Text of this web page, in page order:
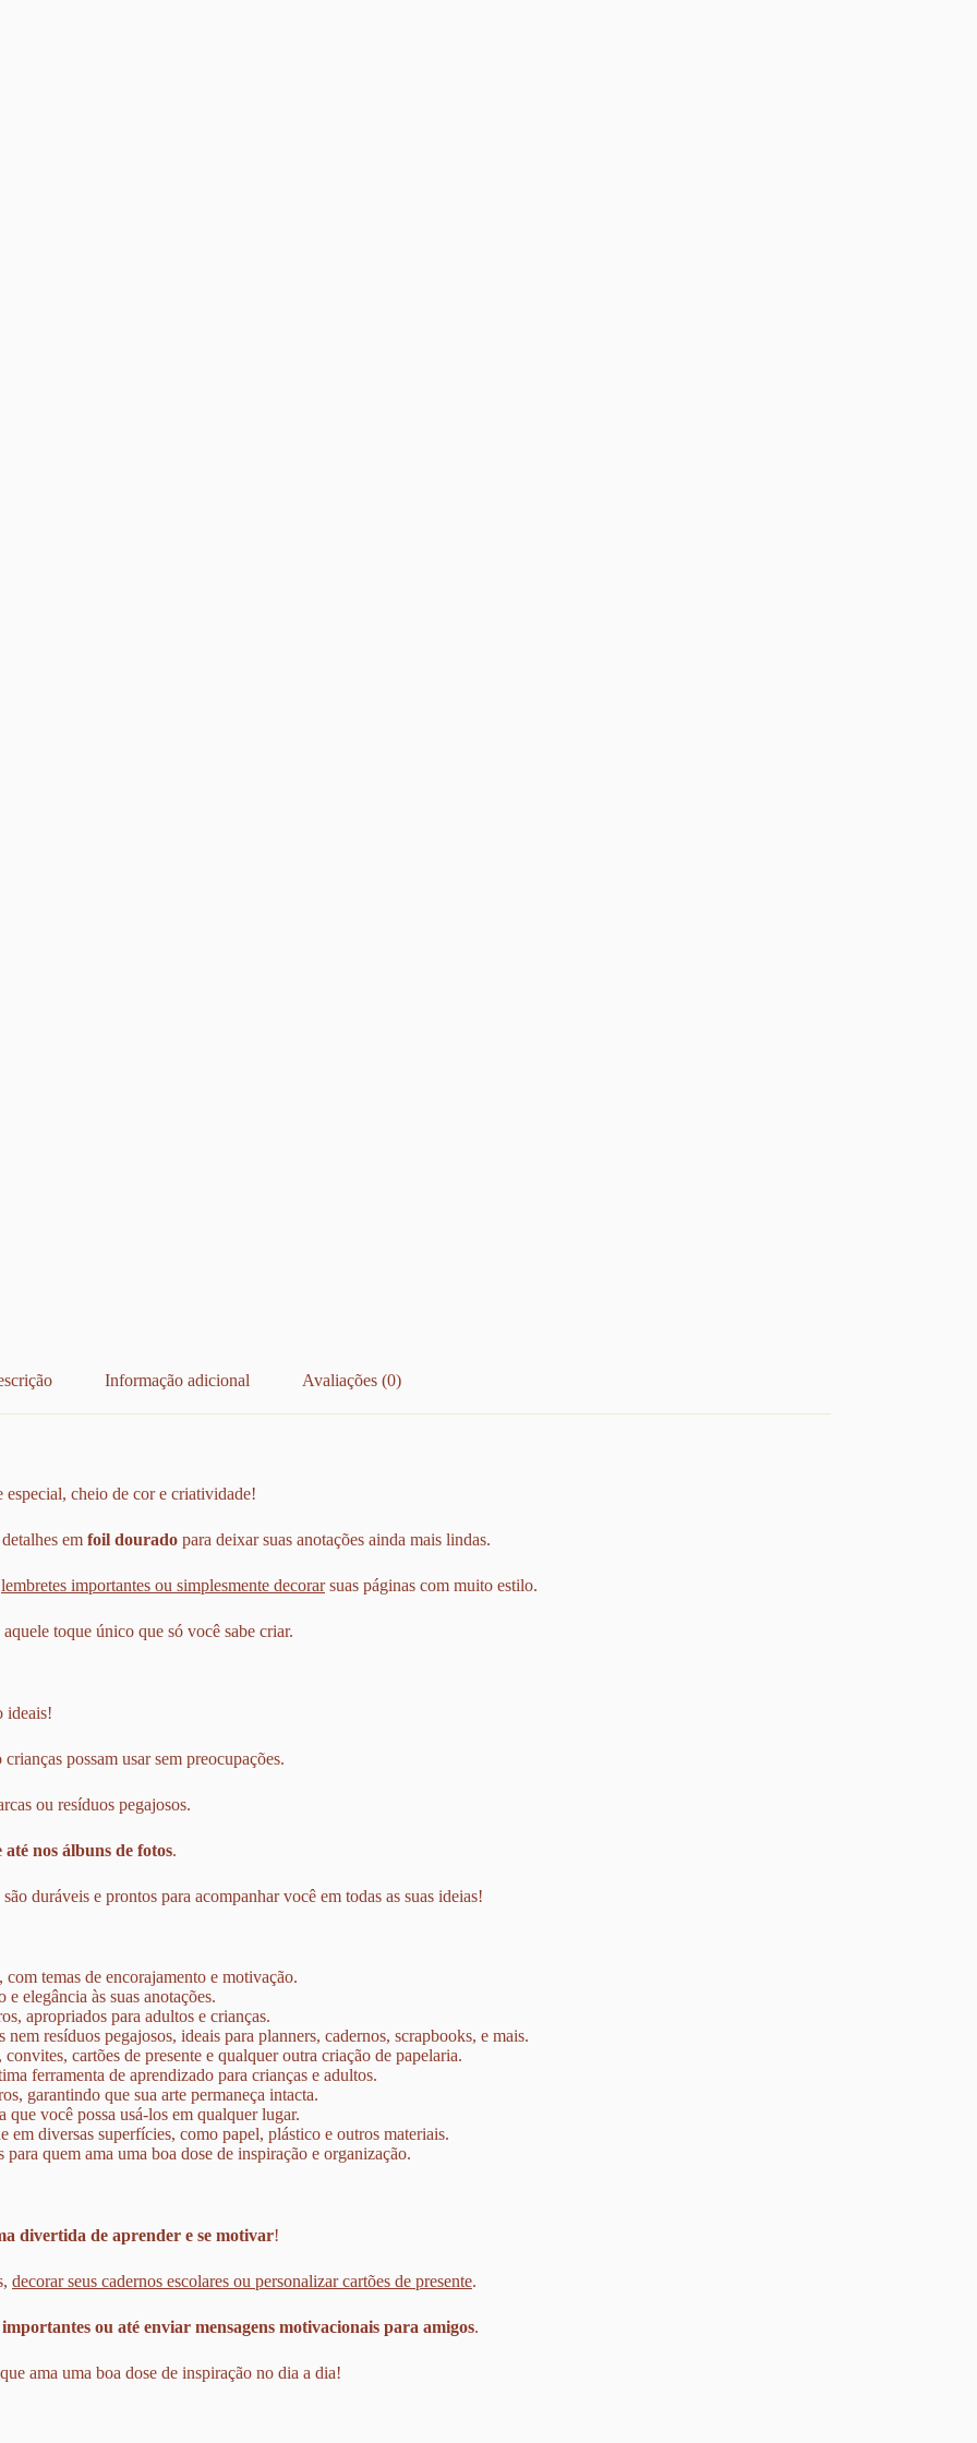
Informação adicional Avaliações (0)
cheio de cor e criatividade!
em foil dourado para deixar suas anotações ainda mais lindas.
lembretes importantes ou simplesmente decorarsuas páginas com muito estilo.
toque único que só você sabe criar.
ideais!
possam usar sem preocupações.
ou resíduos pegajosos.
nos álbuns de fotos.
duráveis e prontos para acompanhar você em todas as suas ideias!
temas de encorajamento e motivação.
elegância às suas anotações.
apropriados para adultos e crianças.
resíduos pegajosos, ideais para planners, cadernos, scrapbooks, e mais.
cartões de presente e qualquer outra criação de papelaria.
ferramenta de aprendizado para crianças e adultos.
garantindo que sua arte permaneça intacta.
você possa usá-los em qualquer lugar.
em diversas superfícies, como papel, plástico e outros materiais.
quem ama uma boa dose de inspiração e organização.
divertida de aprender e se motivar!
decorar seus cadernos escolares ou personalizar cartões de presente.
ou até enviar mensagens motivacionais para amigos.
ama uma boa dose de inspiração no dia a dia!